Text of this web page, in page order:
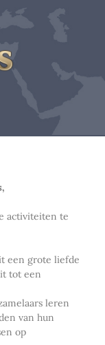
activiteiten te
een grote liefde
tot een
leren
van hun
op